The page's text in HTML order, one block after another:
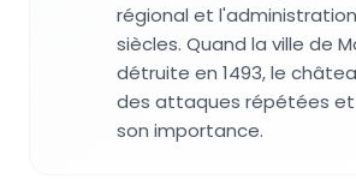
régional et
siècles. Quand la ville de
détruite en 1493, le
des attaques répétées et
son importance.